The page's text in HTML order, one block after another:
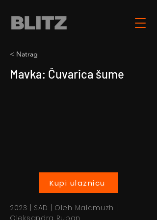
< Natrag
Mavka: Čuvarica šume
Kupi ulaznicu
2023 | SAD | Oleh Malamuzh |
Oleksandra Ruban